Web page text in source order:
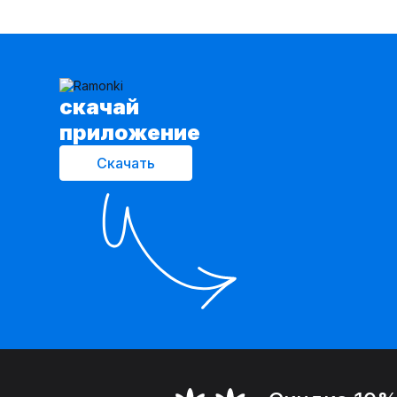
cкачай
приложение
Скачать